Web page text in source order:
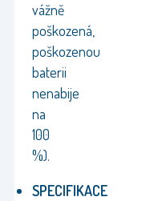
vážně
poškozená,
poškozenou
baterii
nenabije
na
100
%).
SPECIFIKACE